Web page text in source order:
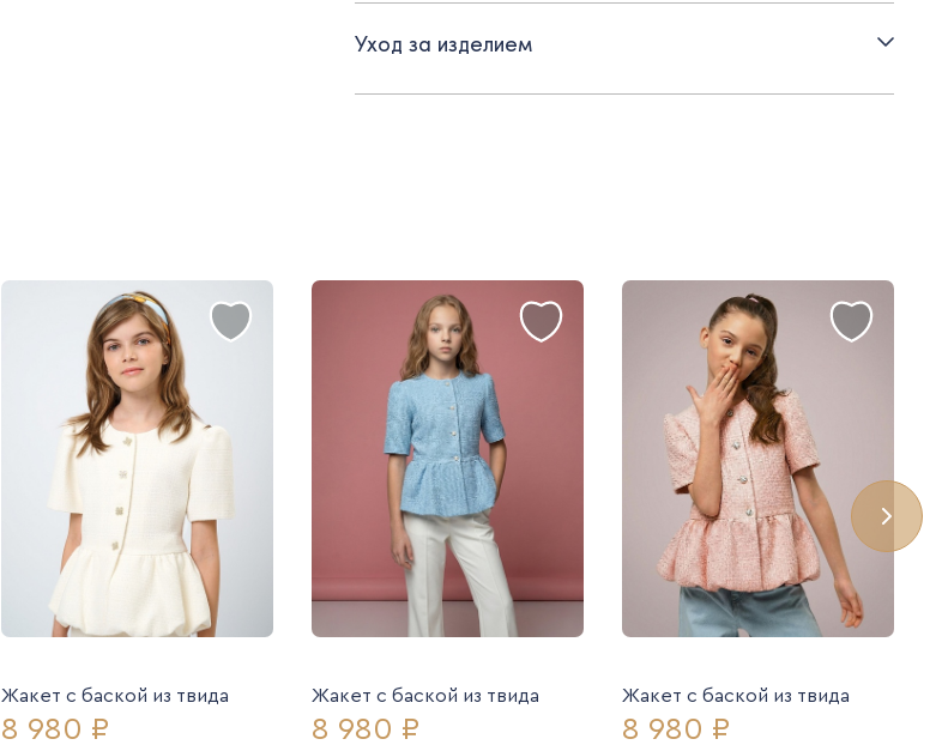
Уход за изделием
Жакет с баской из твида
8 980 ₽
Жакет с баской из твида
8 980 ₽
Жакет с баской из твида
8 980 ₽